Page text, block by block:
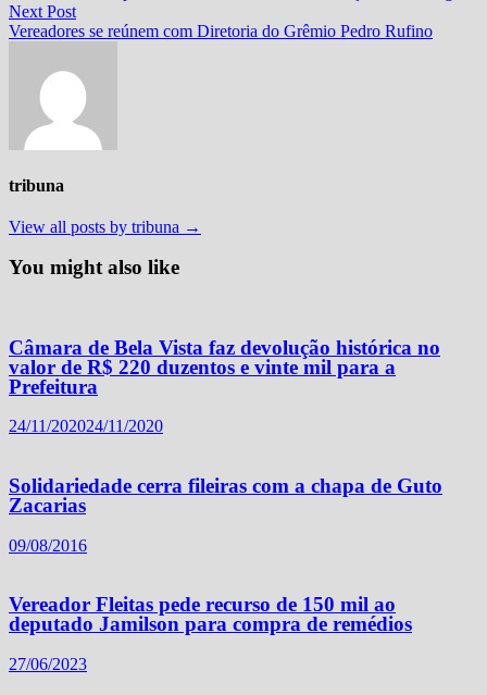
Post
Next PostNext
post:
Vereadores se reúnem com Diretoria do Grêmio Pedro Rufino
tribuna
View all posts by tribuna →
You might also like
Câmara de Bela Vista faz devolução histórica no
valor de R$ 220 duzentos e vinte mil para a
Prefeitura
24/11/202024/11/2020
Solidariedade cerra fileiras com a chapa de Guto
Zacarias
09/08/2016
Vereador Fleitas pede recurso de 150 mil ao
deputado Jamilson para compra de remédios
27/06/2023